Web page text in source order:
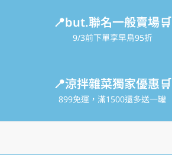
📍but.聯名一般賣場🛒
9/3前下單享早鳥95折
📍涼拌雜菜獨家優惠🛒
899免運，滿1500還多送一罐